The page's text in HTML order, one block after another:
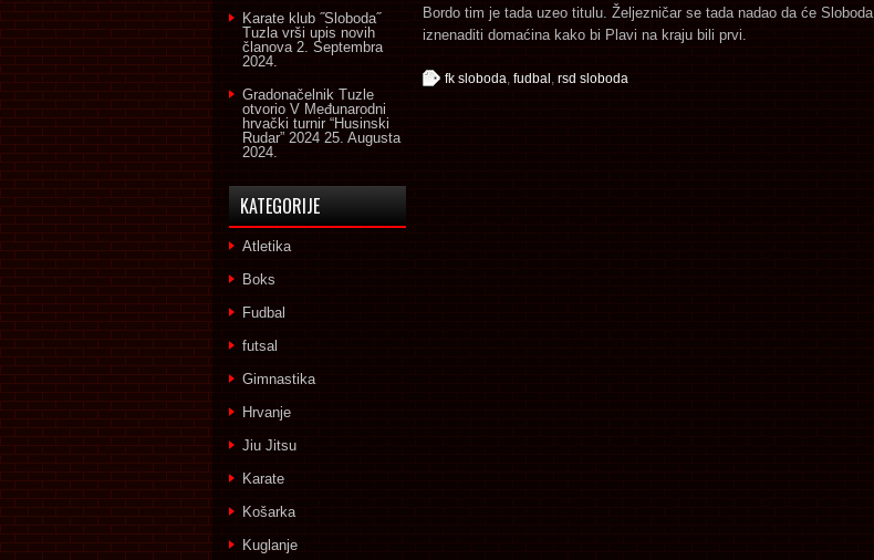
Bordo tim je tada uzeo titulu. Željezničar se tada nadao da će Sloboda
iznenaditi domaćina kako bi Plavi na kraju bili prvi.
fk sloboda, fudbal , rsd sloboda
Karate klub ˝Sloboda˝
Tuzla vrši upis novih
članova 2. Septembra
2024.
Gradonačelnik Tuzle
otvorio V Međunarodni
hrvački turnir “Husinski
Rudar” 2024 25. Augusta
2024.
KATEGORIJE
Atletika
Boks
Fudbal
futsal
Gimnastika
Hrvanje
Jiu Jitsu
Karate
Košarka
Kuglanje